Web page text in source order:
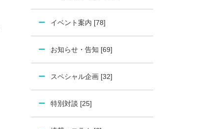
イベント案内 [78]
お知らせ・告知 [69]
スペシャル企画 [32]
特別対談 [25]